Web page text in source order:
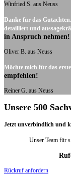
Winfried S. aus Neuss
Danke für das
detailliert und
in Anspruch nehmen!
Oliver B. aus Neuss
Möchte mich für das
empfehlen!
Reiner G. aus Neuss
Unsere 500
Jetzt unverbindlich und
Unser Team für
Rückruf anfordern